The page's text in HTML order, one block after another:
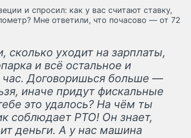
и спросил: как у вас считают ставку,
Мне ответили, что почасово — от 72
сколько уходит на зарплаты,
и всё остальное и
Договоришься больше —
иначе придут фискальные
это удалось? На чём ты
соблюдает РТО! Он знает,
деньги. А у нас машина